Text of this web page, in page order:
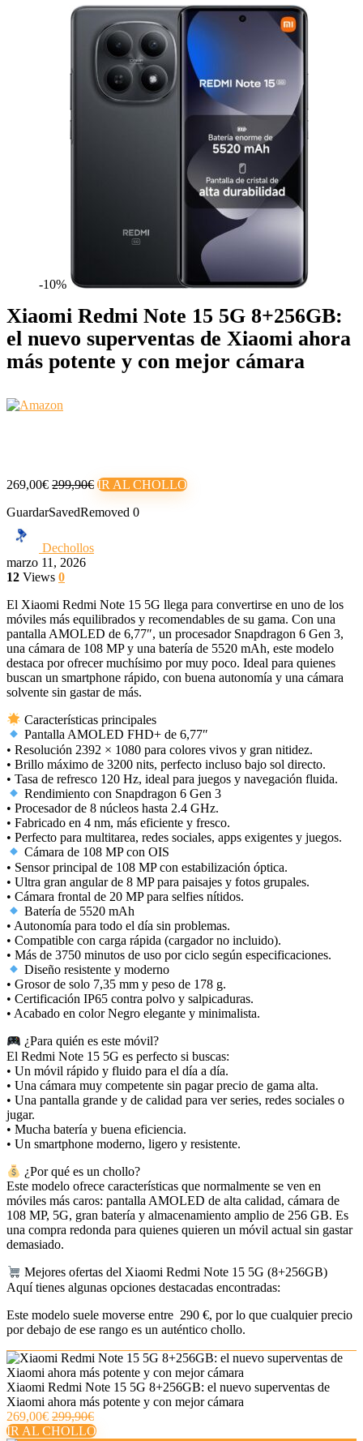
-10%
Xiaomi Redmi Note 15 5G 8+256GB:
el nuevo superventas de Xiaomi ahora
más potente y con mejor cámara
269,00€ 299,90€ IR AL CHOLLO
GuardarSavedRemoved 0
Dechollos
marzo 11, 2026
12 Views 0
El Xiaomi Redmi Note 15 5G llega para convertirse en uno de los
móviles más equilibrados y recomendables de su gama. Con una
pantalla AMOLED de 6,77″, un procesador Snapdragon 6 Gen 3,
una cámara de 108 MP y una batería de 5520 mAh, este modelo
destaca por ofrecer muchísimo por muy poco. Ideal para quienes
buscan un smartphone rápido, con buena autonomía y una cámara
solvente sin gastar de más.
Características principales
Pantalla AMOLED FHD+ de 6,77″
• Resolución 2392 × 1080 para colores vivos y gran nitidez.
• Brillo máximo de 3200 nits, perfecto incluso bajo sol directo.
• Tasa de refresco 120 Hz, ideal para juegos y navegación fluida.
Rendimiento con Snapdragon 6 Gen 3
• Procesador de 8 núcleos hasta 2.4 GHz.
• Fabricado en 4 nm, más eficiente y fresco.
• Perfecto para multitarea, redes sociales, apps exigentes y juegos.
Cámara de 108 MP con OIS
• Sensor principal de 108 MP con estabilización óptica.
• Ultra gran angular de 8 MP para paisajes y fotos grupales.
• Cámara frontal de 20 MP para selfies nítidos.
Batería de 5520 mAh
• Autonomía para todo el día sin problemas.
• Compatible con carga rápida (cargador no incluido).
• Más de 3750 minutos de uso por ciclo según especificaciones.
Diseño resistente y moderno
• Grosor de solo 7,35 mm y peso de 178 g.
• Certificación IP65 contra polvo y salpicaduras.
• Acabado en color Negro elegante y minimalista.
¿Para quién es este móvil?
El Redmi Note 15 5G es perfecto si buscas:
• Un móvil rápido y fluido para el día a día.
• Una cámara muy competente sin pagar precio de gama alta.
• Una pantalla grande y de calidad para ver series, redes sociales o
jugar.
• Mucha batería y buena eficiencia.
• Un smartphone moderno, ligero y resistente.
¿Por qué es un chollo?
Este modelo ofrece características que normalmente se ven en
móviles más caros: pantalla AMOLED de alta calidad, cámara de
108 MP, 5G, gran batería y almacenamiento amplio de 256 GB. Es
una compra redonda para quienes quieren un móvil actual sin gastar
demasiado.
Mejores ofertas del Xiaomi Redmi Note 15 5G (8+256GB)
Aquí tienes algunas opciones destacadas encontradas:
Este modelo suele moverse entre 290 €, por lo que cualquier precio
por debajo de ese rango es un auténtico chollo.
Xiaomi Redmi Note 15 5G 8+256GB: el nuevo superventas de
Xiaomi ahora más potente y con mejor cámara
269,00€ 299,90€
IR AL CHOLLO